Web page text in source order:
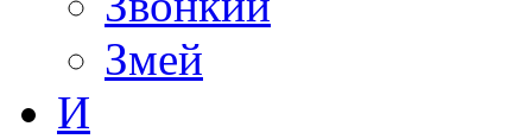
Змей
И